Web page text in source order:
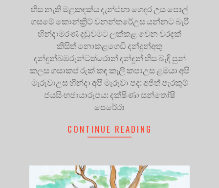
හිස නැති මළකඳක්ය දැන්එහා ගෙදර උස පොල්
ගසමේ කොන්ක්‍රිට් වනන්තරේඋස යන්නට බැරි
හින්දාමරණ දඬුවමට ලක්කළ වෙන වරදක්
කිසිත් නොකළගෙඩි දන්දුන්අතු
දන්දුන්බඹරුන්ටත්රොන් දන්දුන් හිස බැඳි පුන්
කලස ගසා‍කප් රුක් කඳ කෑලි කපාඋස ළමයා අපි
මැරුවාඋස හින්දා අපි මැරුවා පද: අජිත් පැරකුම්
ජයසිංහඡායාරූපය: දක්ෂිණා සන්තෝෂි
පෙරේරා
CONTINUE READING